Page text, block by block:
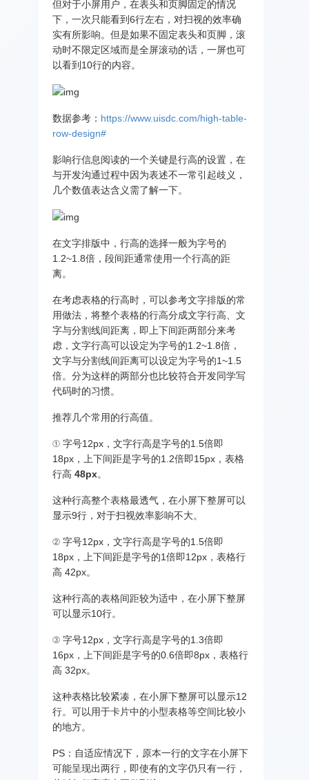
但对于小屏用户，在表头和页脚固定的情况
下，一次只能看到6行左右，对扫视的效率确
实有所影响。但是如果不固定表头和页脚，滚
动时不限定区域而是全屏滚动的话，一屏也可
以看到10行的内容。
数据参考： https://www.uisdc.com/high-table-
row-design#
影响行信息阅读的一个关键是行高的设置，在
与开发沟通过程中因为表述不一常引起歧义，
几个数值表达含义需了解一下。
在文字排版中，行高的选择一般为字号的
1.2~1.8倍，段间距通常使用一个行高的距
离。
在考虑表格的行高时，可以参考文字排版的常
用做法，将整个表格的行高分成文字行高、文
字与分割线间距离，即上下间距两部分来考
虑，文字行高可以设定为字号的1.2~1.8倍，
文字与分割线间距离可以设定为字号的1~1.5
倍。分为这样的两部分也比较符合开发同学写
代码时的习惯。
推荐几个常用的行高值。
① 字号12px，文字行高是字号的1.5倍即
18px，上下间距是字号的1.2倍即15px，表格
行高48px。
这种行高整个表格最透气，在小屏下整屏可以
显示9行，对于扫视效率影响不大。
② 字号12px，文字行高是字号的1.5倍即
18px，上下间距是字号的1倍即12px，表格行
高 42px。
这种行高的表格间距较为适中，在小屏下整屏
可以显示10行。
③ 字号12px，文字行高是字号的1.3倍即
16px，上下间距是字号的0.6倍即8px，表格行
高 32px。
这种表格比较紧凑，在小屏下整屏可以显示12
行。可以用于卡片中的小型表格等空间比较小
的地方。
PS：自适应情况下，原本一行的文字在小屏下
可能呈现出两行，即使有的文字仍只有一行，